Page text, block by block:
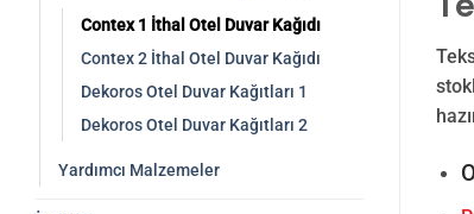
Contex 1 İthal Otel Duvar Kağıdı
Contex 2 İthal Otel Duvar Kağıdı
Dekoros Otel Duvar Kağıtları 1
Dekoros Otel Duvar Kağıtları 2
Yardımcı Malzemeler